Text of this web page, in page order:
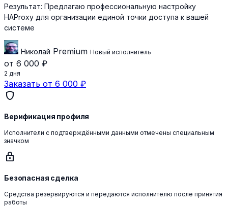
Результат: Предлагаю профессиональную настройку
HAProxy для организации единой точки доступа к вашей
системе
Николай Premium Новый исполнитель
от 6 000 ₽
2 дня
Заказать от 6 000 ₽
shield
Верификация профиля
Исполнители с подтверждёнными данными отмечены специальным
значком
lock
Безопасная сделка
Средства резервируются и передаются исполнителю после принятия
работы